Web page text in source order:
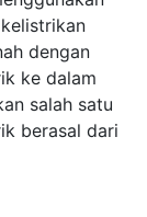
dengan
ke dalam
salah satu
berasal dari